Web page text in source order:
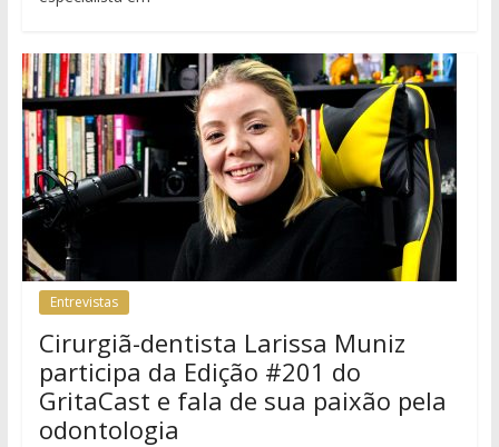
Entrevistas
Cirurgiã-dentista Larissa Muniz
participa da Edição #201 do
GritaCast e fala de sua paixão pela
odontologia